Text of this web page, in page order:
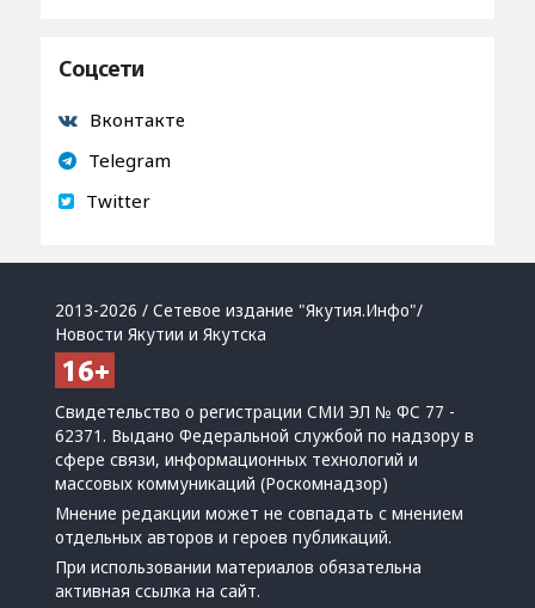
Соцсети
Вконтакте
Telegram
Twitter
2013-2026 / Сетевое издание "Якутия.Инфо"/
Новости Якутии и Якутска
Свидетельство о регистрации СМИ ЭЛ № ФС 77 -
62371. Выдано Федеральной службой по надзору в
сфере связи, информационных технологий и
массовых коммуникаций (Роскомнадзор)
Мнение редакции может не совпадать с мнением
отдельных авторов и героев публикаций.
При использовании материалов обязательна
активная ссылка на сайт.